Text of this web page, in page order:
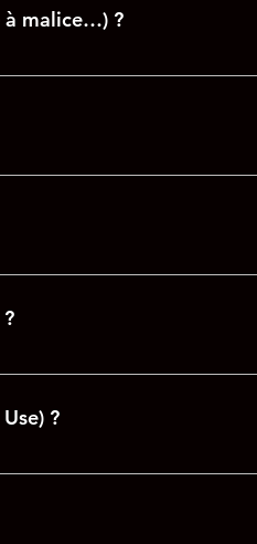
à malice…) ?
espèces ou Pay pal.
différentes options. Si
Demande en mariage
n’avez pas de chéquier
bien entendu arriver plus
Toute heure
?
Afin de nous adapter à